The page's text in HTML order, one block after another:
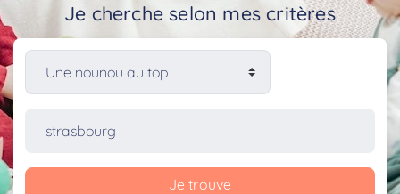
Je cherche selon mes critères
Je trouve